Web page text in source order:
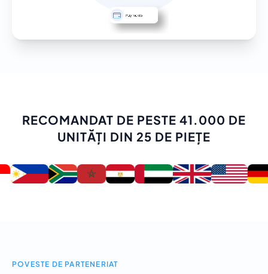
RECOMANDAT DE PESTE 41.000 DE
UNITĂȚI DIN 25 DE PIEȚE
POVESTE DE PARTENERIAT